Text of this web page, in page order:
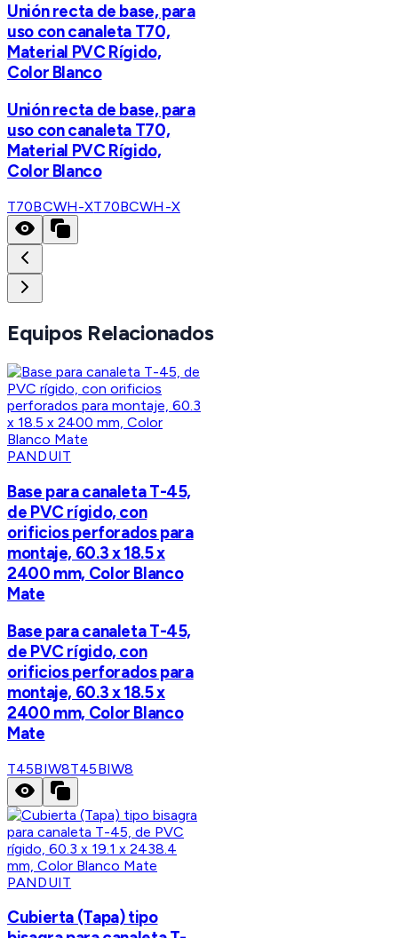
Unión recta de base, para
uso con canaleta T70,
Material PVC Rígido,
Color Blanco
Unión recta de base, para
uso con canaleta T70,
Material PVC Rígido,
Color Blanco
T70BCWH-XT70BCWH-X
Equipos Relacionados
PANDUIT
Base para canaleta T-45,
de PVC rígido, con
orificios perforados para
montaje, 60.3 x 18.5 x
2400 mm, Color Blanco
Mate
Base para canaleta T-45,
de PVC rígido, con
orificios perforados para
montaje, 60.3 x 18.5 x
2400 mm, Color Blanco
Mate
T45BIW8T45BIW8
PANDUIT
Cubierta (Tapa) tipo